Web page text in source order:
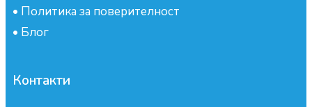
• Политика за поверителност
• Блог
Контакти